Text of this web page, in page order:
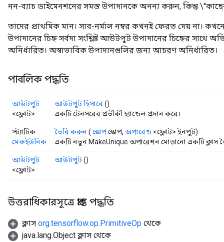
নন-ব্যাচ ডাইমেনশনের সমস্ত উপাদানকে অনন্য করুন, কিন্তু
তাদের প্রাথমিক মান। সাব-নর্মাল নম্বর কখনই ফেরত দেয় না।
উপাদানের চিহ্ন সর্বদা সংশ্লিষ্ট আউটপুট উপাদানের চিহ্নের সাথে
অনির্ধারিত। অস্বাভাবিক উপাদানগুলির জন্য আচরণ অনির্ধারিত।
পাবলিক পদ্ধতি
আউটপুট
<ফ্লোট>
আউটপুট হিসাবে()
একটি টেনসরের প্রতীকী হ্যান্ডেল প্রদান করে।
স্ট্যাটিক
মেকইউনিক
তৈরি করুন( স্কোপস্কোপ, অপারেন্ড <ফ্লোট> ইনপুট)
একটি নতুন MakeUnique অপারেশন মোড়ানো একটি ক্লাস
আউটপুট
<ফ্লোট>
আউটপুট()
উত্তরাধিকারসূত্রে প্রাপ্ত পদ্ধতি
ক্লাস org.tensorflow.op.PrimitiveOp থেকে
java.lang.Object ক্লাস থেকে